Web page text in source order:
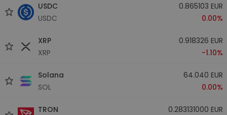
USDC
USDC
0.865103 EUR
0.00%
XRP
XRP
0.918326 EUR
-1.10%
Solana
SOL
64.040 EUR
0.00%
TRON
0.283131000 EUR